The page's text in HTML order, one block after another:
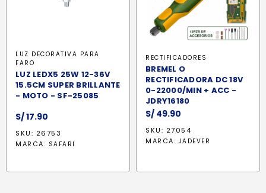
LUZ DECORATIVA PARA
FARO
LUZ LEDX5 25W 12-36V
15.5CM SUPER BRILLANTE
- MOTO - SF-25085
S/17.90
SKU: 26753
MARCA: SAFARI
RECTIFICADORES
BREMEL O
RECTIFICADORA DC 18V
0-22000/MIN + ACC -
JDRY16180
S/ 49.90
SKU: 27054
MARCA: JADEVER